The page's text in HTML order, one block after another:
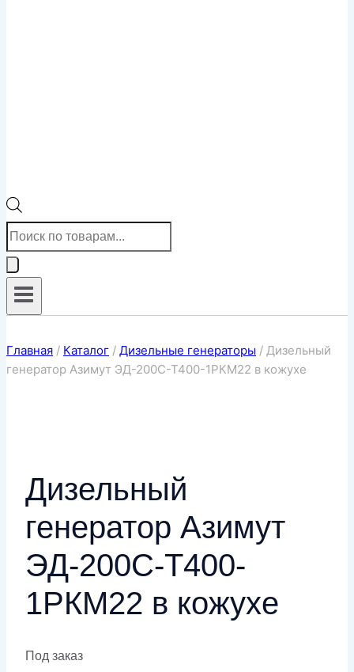
Поиск
товаров
Главная / Каталог / Дизельные генераторы / Дизельный
генератор Азимут ЭД-200С-Т400-1РКМ22 в кожухе
Дизельный
генератор Азимут
ЭД-200С-Т400-
1РКМ22 в кожухе
Под заказ